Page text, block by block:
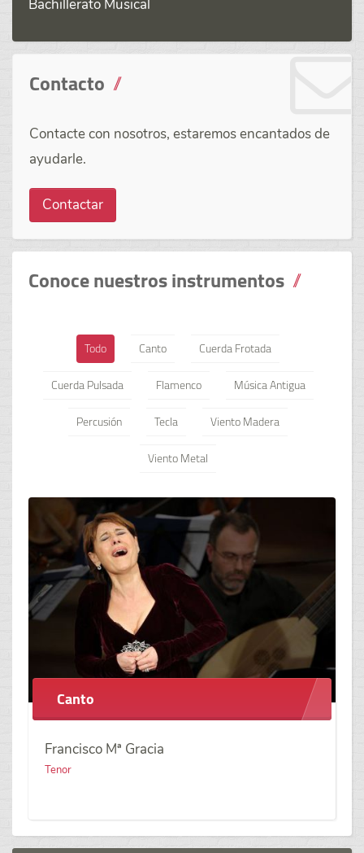
Bachillerato Musical
Contacto
Contacte con nosotros, estaremos encantados de
ayudarle.
Contactar
Conoce nuestros instrumentos
Todo Canto
Cuerda Frotada
Cuerda Pulsada
Flamenco
Música Antigua
Percusión
Tecla
Viento Madera
Viento Metal
Canto
Francisco Mª Gracia
Tenor